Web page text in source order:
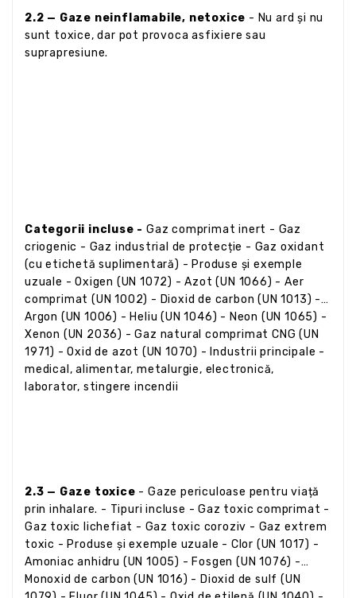
2.2 — Gaze neinflamabile, netoxice - Nu ard și nu
sunt toxice, dar pot provoca asfixiere sau
suprapresiune.
Categorii incluse - Gaz comprimat inert - Gaz
criogenic - Gaz industrial de protecție - Gaz oxidant
(cu etichetă suplimentară) - Produse și exemple
uzuale - Oxigen (UN 1072) - Azot (UN 1066) - Aer
comprimat (UN 1002) - Dioxid de carbon (UN 1013) -
Argon (UN 1006) - Heliu (UN 1046) - Neon (UN 1065) -
Xenon (UN 2036) - Gaz natural comprimat CNG (UN
1971) - Oxid de azot (UN 1070) - Industrii principale -
medical, alimentar, metalurgie, electronică,
laborator, stingere incendii
2.3 — Gaze toxice - Gaze periculoase pentru viață
prin inhalare. - Tipuri incluse - Gaz toxic comprimat -
Gaz toxic lichefiat - Gaz toxic coroziv - Gaz extrem
toxic - Produse și exemple uzuale - Clor (UN 1017) -
Amoniac anhidru (UN 1005) - Fosgen (UN 1076) -
Monoxid de carbon (UN 1016) - Dioxid de sulf (UN